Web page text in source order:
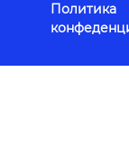
Политика